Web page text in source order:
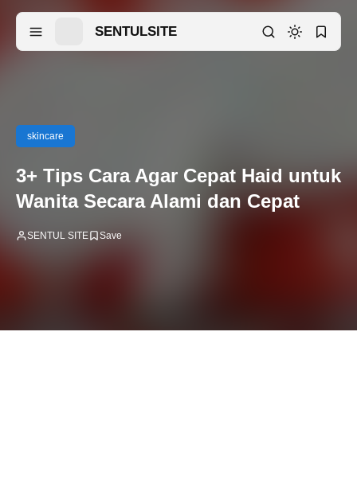
SENTULSITE
skincare
3+ Tips Cara Agar Cepat Haid untuk
Wanita Secara Alami dan Cepat
SENTUL SITE